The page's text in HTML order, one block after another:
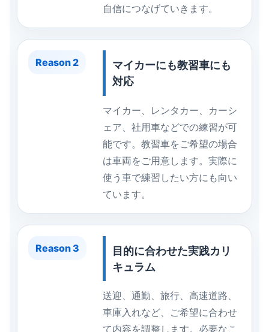
自信につなげていきます。
Reason 2
マイカーにも教習車にも
対応
マイカー、レンタカー、カーシ
ェア、社用車などでの練習が可
能です。教習車をご希望の場合
は車両をご用意します。実際に
使う車で練習したい方にも向い
ています。
Reason 3
目的に合わせた実践カリ
キュラム
送迎、通勤、旅行、高速道路、
車庫入れなど、ご希望に合わせ
て内容を調整します。必要なこ